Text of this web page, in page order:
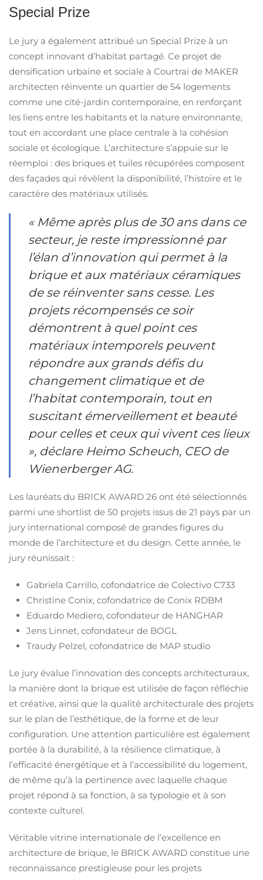
Special Prize
Le jury a également attribué un Special Prize à un
concept innovant d’habitat partagé. Ce projet de
densification urbaine et sociale à Courtrai de MAKER
architecten réinvente un quartier de 54 logements
comme une cité-jardin contemporaine, en renforçant
les liens entre les habitants et la nature environnante,
tout en accordant une place centrale à la cohésion
sociale et écologique. L’architecture s’appuie sur le
réemploi : des briques et tuiles récupérées composent
des façades qui révèlent la disponibilité, l’histoire et le
caractère des matériaux utilisés.
« Même après plus de 30 ans dans ce
secteur, je reste impressionné par
l’élan d’innovation qui permet à la
brique et aux matériaux céramiques
de se réinventer sans cesse. Les
projets récompensés ce soir
démontrent à quel point ces
matériaux intemporels peuvent
répondre aux grands défis du
changement climatique et de
l’habitat contemporain, tout en
suscitant émerveillement et beauté
pour celles et ceux qui vivent ces lieux
», déclare Heimo Scheuch, CEO de
Wienerberger AG.
Les lauréats du BRICK AWARD 26 ont été sélectionnés
parmi une shortlist de 50 projets issus de 21 pays par un
jury international composé de grandes figures du
monde de l’architecture et du design. Cette année, le
jury réunissait :
Gabriela Carrillo, cofondatrice de Colectivo C733
Christine Conix, cofondatrice de Conix RDBM
Eduardo Mediero, cofondateur de HANGHAR
Jens Linnet, cofondateur de BOGL
Traudy Pelzel, cofondatrice de MAP studio
Le jury évalue l’innovation des concepts architecturaux,
la manière dont la brique est utilisée de façon réfléchie
et créative, ainsi que la qualité architecturale des projets
sur le plan de l’esthétique, de la forme et de leur
configuration. Une attention particulière est également
portée à la durabilité, à la résilience climatique, à
l’efficacité énergétique et à l’accessibilité du logement,
de même qu’à la pertinence avec laquelle chaque
projet répond à sa fonction, à sa typologie et à son
contexte culturel.
Véritable vitrine internationale de l’excellence en
architecture de brique, le BRICK AWARD constitue une
reconnaissance prestigieuse pour les projets